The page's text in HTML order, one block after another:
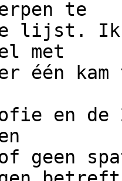
te
lijst. Ik
met
één
en de
geen